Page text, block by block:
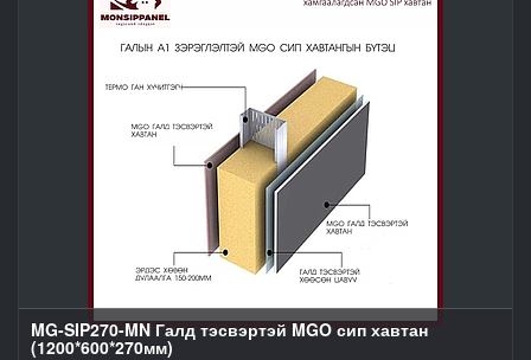
MG-SIP270-MN Галд тэсвэртэй MGO сип хавтан
(1200*600*270мм)